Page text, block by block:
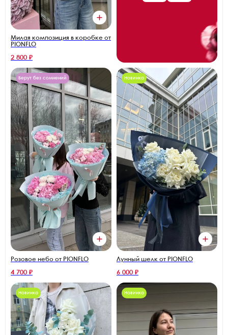
Милая композиция в коробке от
PIONFLO
2 800 ₽
Берут без сомнений
Розовое небо от PIONFLO
4 700 ₽
Новинка
Лунный шелк от PIONFLO
6 000 ₽
Новинка Новинка